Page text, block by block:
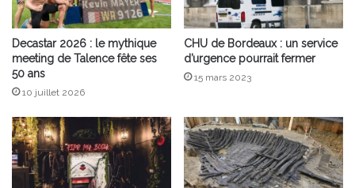
Decastar 2026 : le mythique
meeting de Talence fête ses
50 ans
10 juillet 2026
CHU de Bordeaux : un service
d’urgence pourrait fermer
15 mars 2023